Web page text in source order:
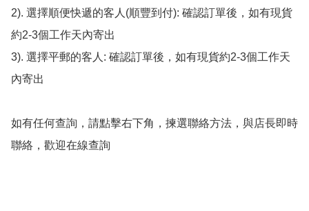
2). 選擇順便快遞的客人(順豐到付): 確認訂單後，如有現貨
約2-3個工作天內寄出
3). 選擇平郵的客人: 確認訂單後，如有現貨約2-3個工作天
內寄出
如有任何查詢，請點擊右下角，揀選聯絡方法，與店長即時
聯絡，歡迎在線查詢